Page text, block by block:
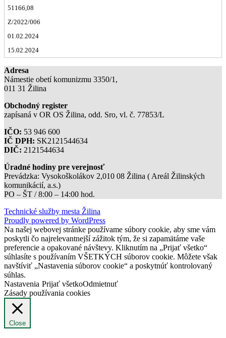
51166,08
Z/2022/006
01.02.2024
15.02.2024
Adresa
Námestie obetí komunizmu 3350/1,
011 31 Žilina
Obchodný register
zapísaná v OR OS Žilina, odd. Sro, vl. č. 77853/L
IČO: 53 946 600
IČ DPH: SK2121544634
DIČ: 2121544634
Úradné hodiny pre verejnosť
Prevádzka: Vysokoškolákov 2,010 08 Žilina ( Areál Žilinských
komunikácií, a.s.)
PO – ŠT / 8:00 – 14:00 hod.
Technické služby mesta Žilina
Proudly powered by WordPress
Na našej webovej stránke používame súbory cookie, aby sme vám
poskytli čo najrelevantnejší zážitok tým, že si zapamätáme vaše
preferencie a opakované návštevy. Kliknutím na „Prijať všetko“
súhlasíte s používaním VŠETKÝCH súborov cookie. Môžete však
navštíviť „Nastavenia súborov cookie“ a poskytnúť kontrolovaný
súhlas.
Nastavenia Prijať všetkoOdmietnuť
Zásady používania cookies
Close